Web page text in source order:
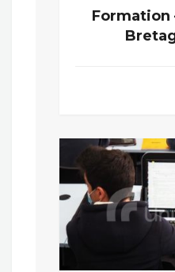
Formation